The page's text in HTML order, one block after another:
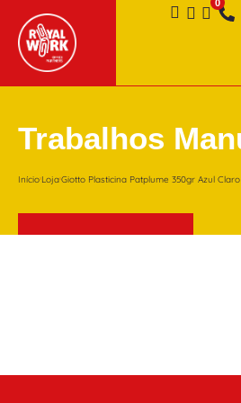
Trabalhos
Início LojaGiotto Plasticina Patplume 350gr Azul Claro